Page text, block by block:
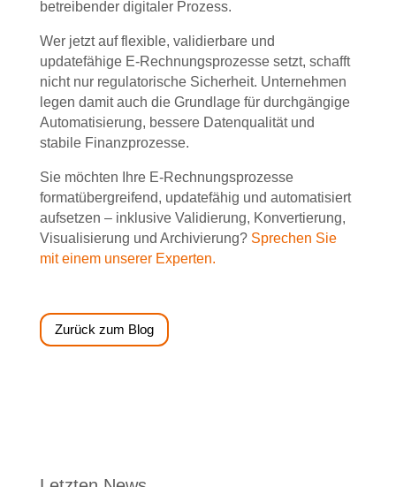
betreibender digitaler Prozess.
Wer jetzt auf flexible, validierbare und
updatefähige E-Rechnungsprozesse setzt, schafft
nicht nur regulatorische Sicherheit. Unternehmen
legen damit auch die Grundlage für durchgängige
Automatisierung, bessere Datenqualität und
stabile Finanzprozesse.
Sie möchten Ihre E-Rechnungsprozesse
formatübergreifend, updatefähig und automatisiert
aufsetzen – inklusive Validierung, Konvertierung,
Visualisierung und Archivierung? Sprechen Sie
mit einem unserer Experten.
Zurück zum Blog